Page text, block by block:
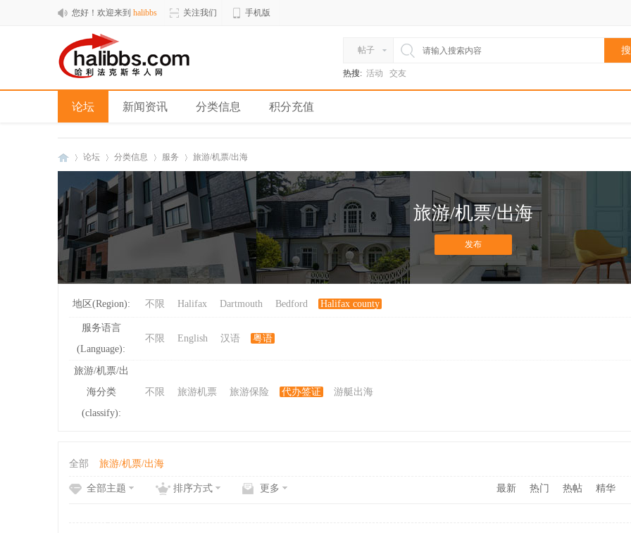
您好！欢迎来到 halibbs 关注我们 手机版
帖子
热搜: 活动 交友
论坛 新闻资讯 分类信息 积分充值
hal
论坛 分类信息
›
服务
›
旅游/机票/出海
旅游/机票/出海
发布
地区(Region): 不限 Halifax Dartmouth Bedford Halifax county
服务语言
(Language):
不限 English 汉语 粤语
旅游/机票/出
海分类
(classify):
不限 旅游机票 旅游保险 代办签证 游艇出海
全部 旅游/机票/出海
全部主题 排序方式 更多 最新 热门 热帖 精华